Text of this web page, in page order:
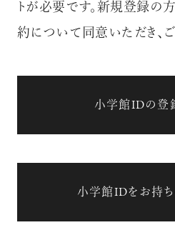
トが必要です。新規登録
約について同意いただき、
小学館IDの登
小学館IDをお持ち